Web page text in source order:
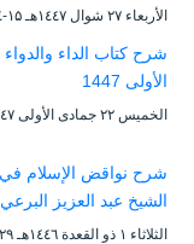
الأربعاء ۲۷ شوال ۱٤٤۷هـ ۱۵-٤-۲۰۲٦م
الأولى 1447
الخميس ۲۲ جمادى الأولى ۱٤٤۷هـ ۱۳-۱۱-۲۰۲۵م
الشيخ عبد العزيز البرعي
الثلاثاء ۱ ذو القعدة ۱٤٤٦هـ ۲۹-٤-۲۰۲۵م